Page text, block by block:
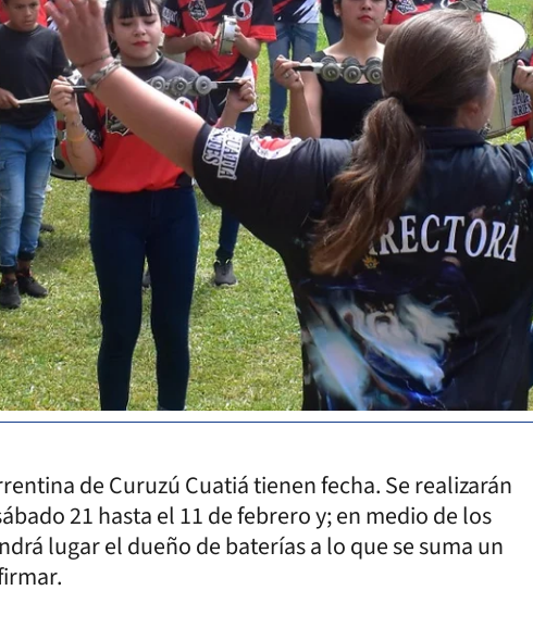
de Curuzú Cuatiá tienen fecha. Se realizarán
21 hasta el 11 de febrero y; en medio de los
lugar el dueño de baterías a lo que se suma un